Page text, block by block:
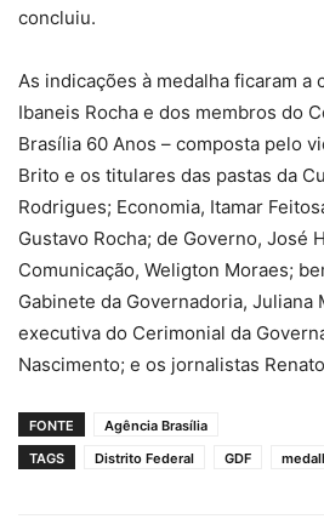
concluiu.
As indicações à medalha ficaram a
Ibaneis Rocha e dos membros do
Brasília 60 Anos – composta pelo
Brito e os titulares das pastas da
Rodrigues; Economia, Itamar
Gustavo Rocha; de Governo, José
Comunicação, Weligton Moraes;
Gabinete da Governadoria, Juliana
executiva do Cerimonial da
Nascimento; e os jornalistas
FONTE
Agência Brasília
TAGS
Distrito Federal GDF